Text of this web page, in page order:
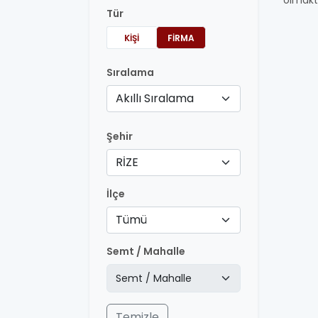
Tür
KIŞI FIRMA
Sıralama
Akıllı Sıralama
Şehir
RİZE
İlçe
Tümü
Semt / Mahalle